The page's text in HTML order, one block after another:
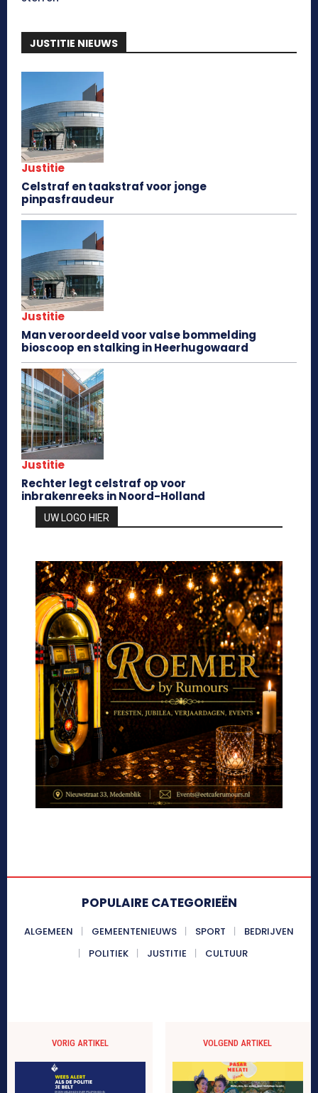
JUSTITIE NIEUWS
Justitie
Celstraf en taakstraf voor jonge
pinpasfraudeur
Justitie
Man veroordeeld voor valse bommelding
bioscoop en stalking in Heerhugowaard
Justitie
Rechter legt celstraf op voor
inbrakenreeks in Noord-Holland
UW LOGO HIER
POPULAIRE CATEGORIEËN
ALGEMEEN GEMEENTENIEUWS SPORT
BEDRIJVEN
POLITIEK
JUSTITIE CULTUUR
VORIG ARTIKEL VOLGEND ARTIKEL